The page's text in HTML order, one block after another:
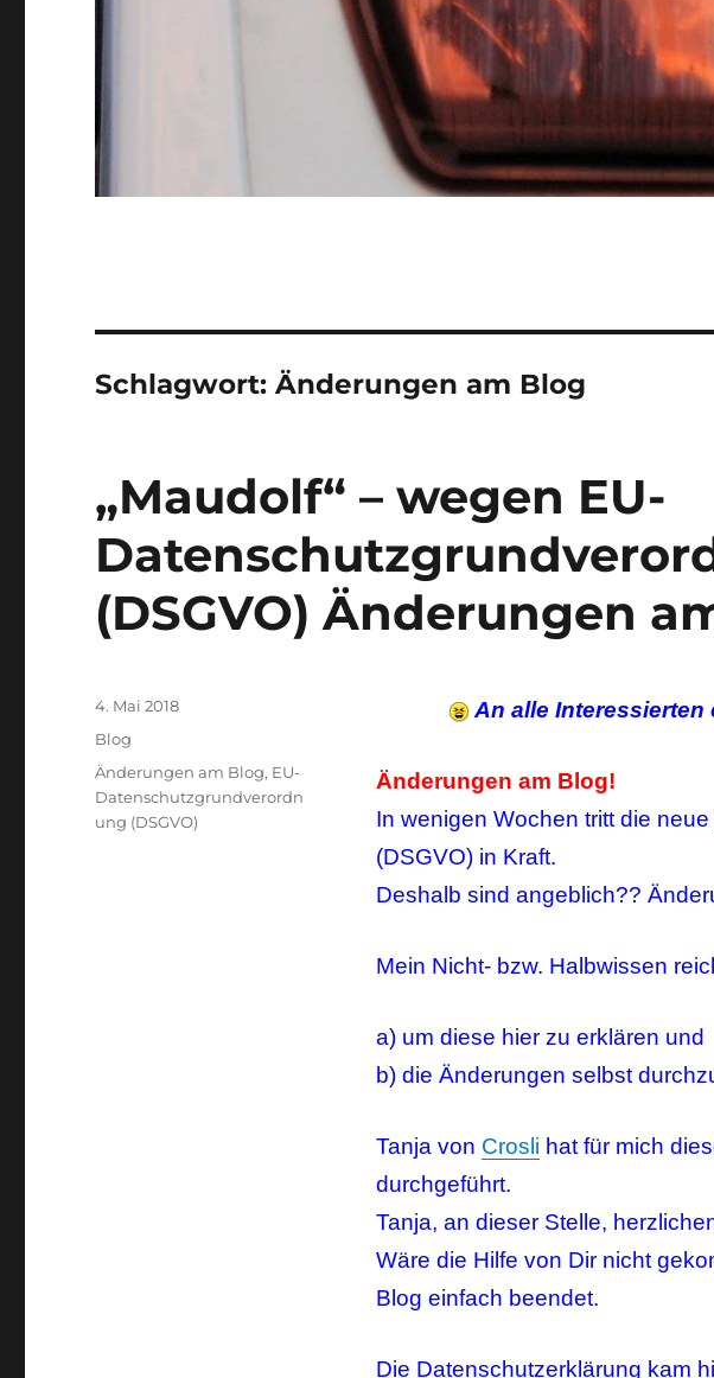
Schlagwort:Änderungen am Blog
„Maudolf“ – wegen EU-
(DSGVO) Änderungen
An alle
Änderungen am Blog!
In wenigen Wochen tritt die neue
(DSGVO) in Kraft.
Deshalb sind angeblich??
Mein Nicht- bzw. Halbwissen
a) um diese hier zu erklären und
b) die Änderungen selbst
Tanja von Crosli hat für mich
durchgeführt.
Tanja, an dieser Stelle,
Wäre die Hilfe von Dir nicht
Blog einfach beendet.
Die Datenschutzerklärung kam
Veröffentlicht
am
4. Mai 2018
Kategorien
Blog
Schlagwörter
Änderungen am Blog, EU-
Datenschutzgrundverordn
ung (DSGVO)